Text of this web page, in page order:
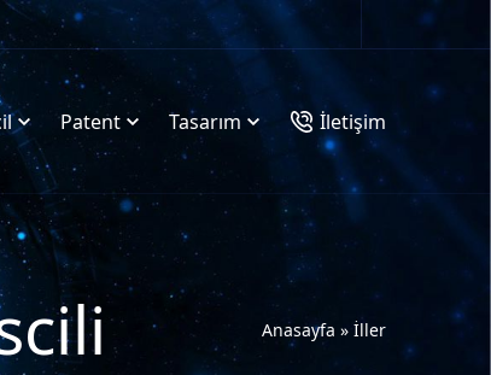
Patent Tasarım İletişim
Anasayfa » İller